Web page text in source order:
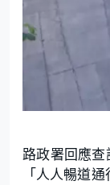
路政署回應
「人人暢道